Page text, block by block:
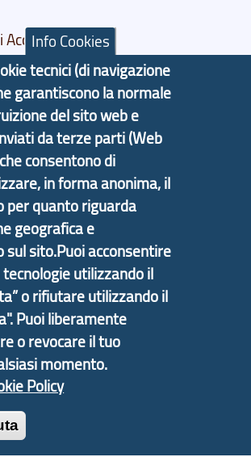
Accessibilità
Interne
territoriale e sviluppo locale
si è sviluppato a
nazionale Aree Interne
per lo Sviluppo
al rilancio socio-economico
In particolare fornisce
aggiornamenti sullaStrategia
, in collaborazione con Regione
Città metropolitana di Genova |
Info Cookies
tecnici (di navigazione
garantiscono la normale
del sito web e
da terze parti (Web
consentono di
in forma anonima, il
per quanto riguarda
geografica e
sito.Puoi acconsentire
utilizzando il
o rifiutare utilizzando il
Puoi liberamente
o revocare il tuo
momento.
Policy